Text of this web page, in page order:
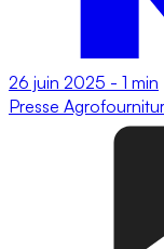
26 juin 2025 - 1 min
Presse